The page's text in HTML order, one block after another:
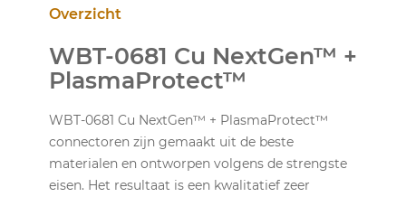
Overzicht
WBT-0681 Cu NextGen™ +
PlasmaProtect™
WBT-0681 Cu NextGen™ + PlasmaProtect™
connectoren zijn gemaakt uit de beste
materialen en ontworpen volgens de strengste
eisen. Het resultaat is een kwalitatief zeer